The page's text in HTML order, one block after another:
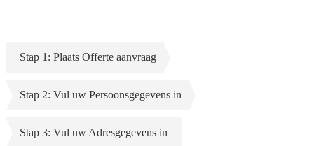
Stap 1: Plaats Offerte aanvraag
Stap 2: Vul uw Persoonsgegevens in
Stap 3: Vul uw Adresgegevens in